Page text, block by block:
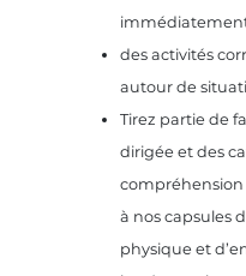
des activités
autour de
Tirez partie de
dirigée et des
à nos capsules
physique et